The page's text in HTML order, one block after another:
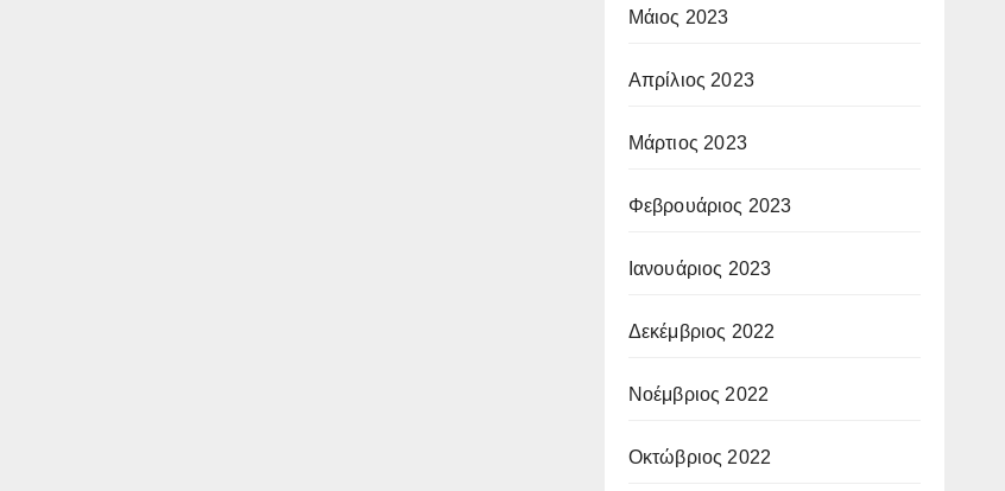
Μάιος 2023
Απρίλιος 2023
Μάρτιος 2023
Φεβρουάριος 2023
Ιανουάριος 2023
Δεκέμβριος 2022
Νοέμβριος 2022
Οκτώβριος 2022